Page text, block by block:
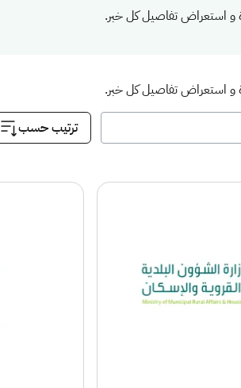
و استعراض تفاصيل كل خبر.
و استعراض تفاصيل كل خبر.
ترتيب حسب